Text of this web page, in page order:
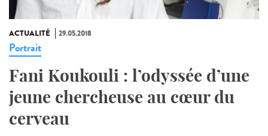
ACTUALITÉ 29.05.2018
Portrait
Fani Koukouli : l’odyssée d’une
jeune chercheuse au cœur du
cerveau